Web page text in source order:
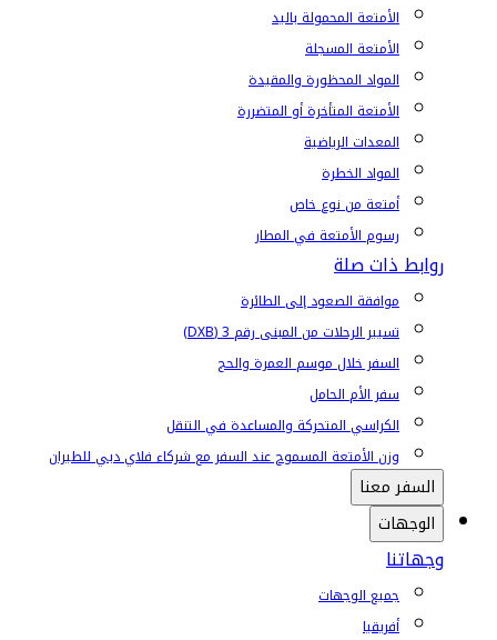
الأمتعة المحمولة باليد
الأمتعة المسجلة
المواد المحظورة والمقيدة
الأمتعة المتأخرة أو المتضررة
المعدات الرياضية
المواد الخطرة
أمتعة من نوع خاص
رسوم الأمتعة في المطار
روابط ذات صلة
موافقة الصعود إلى الطائرة
تسيير الرحلات من المبنى رقم 3 (DXB)
السفر خلال موسم العمرة والحج
سفر الأم الحامل
الكراسي المتحركة والمساعدة في التنقل
وزن الأمتعة المسموح عند السفر مع شركاء فلاي دبي للطيران
السفر معنا
الوجهات
وجهاتنا
جميع الوجهات
أفريقيا